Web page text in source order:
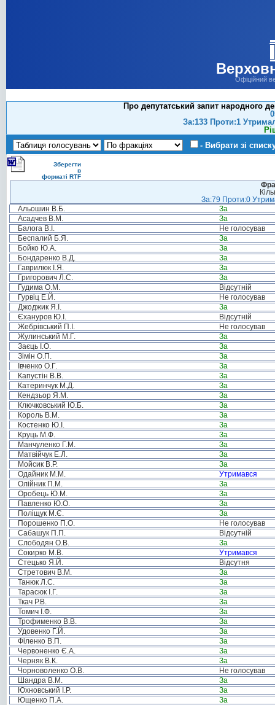
Офіційний
Про депутатський запит народного
За:133 Проти:1
- Вибрати зі
Зберегти
в
форматі RTF
За:79 Проти:0
Альошин В.Б.
За
Асадчев В.М.
За
Балога В.І.
Не голосував
Беспалий Б.Я.
За
Бойко Ю.А.
За
Бондаренко В.Д.
За
Гаврилюк І.Я.
За
Григорович Л.С.
За
Гудима О.М.
Відсутній
Гурвіц Е.Й.
Не голосував
Джоджик Я.І.
За
Єхануров Ю.І.
Відсутній
Жебрівський П.І.
Не голосував
Жулинський М.Г.
За
Заєць І.О.
За
Зімін О.П.
За
Івченко О.Г.
За
Капустін В.В.
За
Катеринчук М.Д.
За
Кендзьор Я.М.
За
Ключковський Ю.Б.
За
Король В.М.
За
Костенко Ю.І.
За
Круць М.Ф.
За
Манчуленко Г.М.
За
Матвійчук Е.Л.
За
Мойсик В.Р.
За
Одайник М.М.
Утримався
Олійник П.М.
За
Оробець Ю.М.
За
Павленко Ю.О.
За
Поліщук М.Є.
За
Порошенко П.О.
Не голосував
Сабашук П.П.
Відсутній
Слободян О.В.
За
Сокирко М.В.
Утримався
Стецько Я.Й.
Відсутня
Стретович В.М.
За
Танюк Л.С.
За
Тарасюк І.Г.
За
Ткач Р.В.
За
Томич І.Ф.
За
Трофименко В.В.
За
Удовенко Г.Й.
За
Філенко В.П.
За
Червоненко Є.А.
За
Черняк В.К.
За
Чорноволенко О.В.
Не голосував
Шандра В.М.
За
Юхновський І.Р.
За
Ющенко П.А.
За